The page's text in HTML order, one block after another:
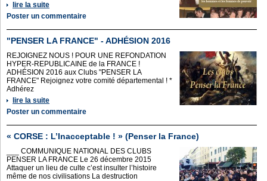
lire la suite
Poster un commentaire
"PENSER LA FRANCE" - ADHÉSION 2016
REJOIGNEZ NOUS ! POUR UNE REFONDATION
HYPER-REPUBLICAINE de la FRANCE !
ADHÉSION 2016 aux Clubs "PENSER LA
FRANCE" Rejoignez votre comité départemental ! *
Adhérez
lire la suite
Poster un commentaire
« CORSE : L’Inacceptable ! » (Penser la France)
___ COMMUNIQUE NATIONAL DES CLUBS
PENSER LA FRANCE Le 26 décembre 2015
Attaquer un lieu de culte c’est insulter l’histoire
même de nos civilisations La destruction